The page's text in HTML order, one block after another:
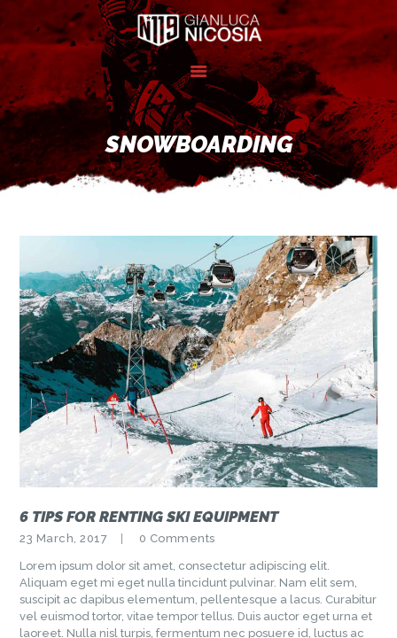
SNOWBOARDING
INICIO
NICOSIA 119
SPONSORS
GALERÍA
6 TIPS FOR RENTING SKI EQUIPMENT
23 March, 2017 0 Comments
Lorem ipsum dolor sit amet, consectetur adipiscing elit.
Aliquam eget mi eget nulla tincidunt pulvinar. Nam elit sem,
suscipit ac dapibus elementum, pellentesque a lacus. Curabitur
vel euismod tortor, vitae tempor tellus. Duis auctor eget urna et
laoreet. Nulla nisl turpis, fermentum nec posuere id, luctus ac